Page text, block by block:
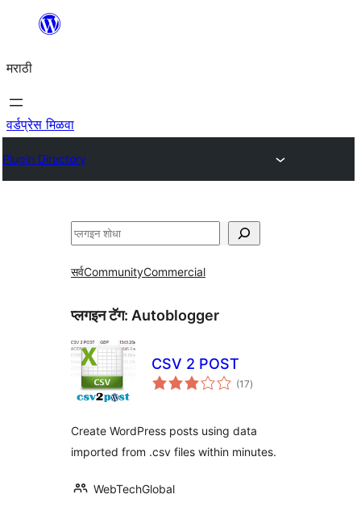
सामुग्रीवर
मराठी
वर्डप्रेस मिळवा
Plugin Directory
शोधा
सर्वCommunityCommercial
प्लगइन टॅग: Autoblogger
CSV 2 POST
(17एकूण
मूल्यांकन
)
Create WordPress posts using data
imported from .csv files within minutes.
WebTechGlobal